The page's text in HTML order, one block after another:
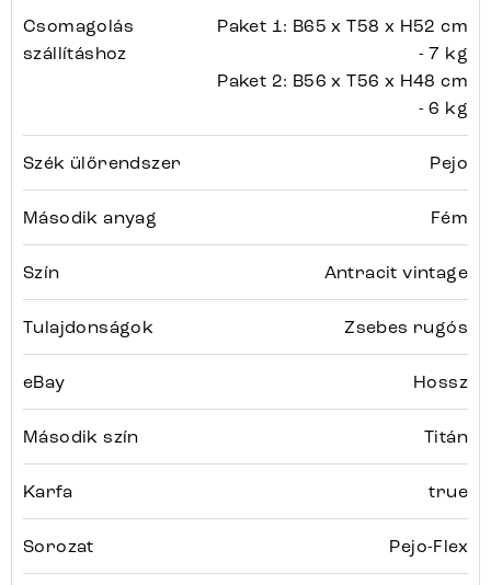
Csomagolás
szállításhoz
Paket 1: B65 x T58 x H52 cm
- 7 kg
Paket 2: B56 x T56 x H48 cm
- 6 kg
Szék ülőrendszer Pejo
Második anyag Fém
Szín Antracit vintage
Tulajdonságok Zsebes rugós
eBay Hossz
Második szín Titán
Karfa true
Sorozat Pejo-Flex